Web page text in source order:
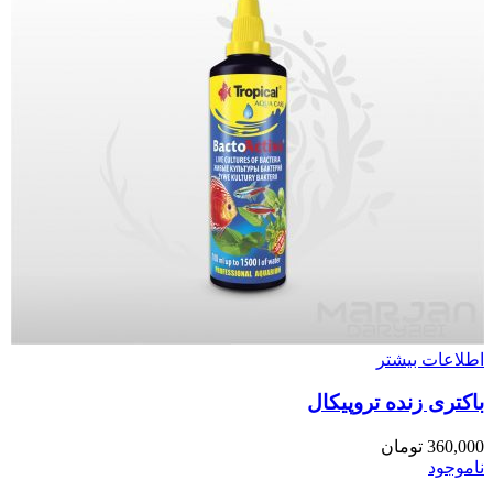
اطلاعات بیشتر
باکتری زنده تروپیکال
360,000 تومان
ناموجود